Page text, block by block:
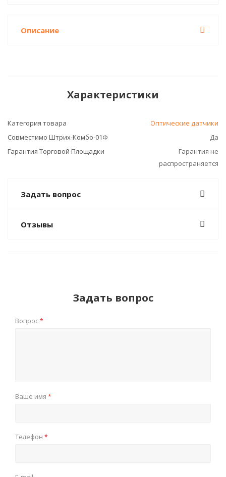
Описание
Характеристики
Категория товара
Оптические датчики
Совместимо Штрих-Комбо-01Ф
Да
Гарантия Торговой Площадки
Гарантия не
распространяется
Задать вопрос
Отзывы
Задать вопрос
Вопрос*
Ваше имя *
Телефон *